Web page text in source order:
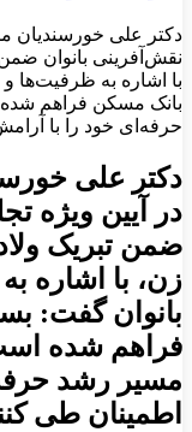
دکتر علی خورسندیان
نقش‌آفرینی بانوان
با اشاره به ظرفیت‌ها
بانک مسکن فراهم شده
حرفه‌ای خود را با
دکتر علی
در آیین ویژه
ضمن تبریک
زن، با اشاره
بانوان گفت:
فراهم شده است
مسیر رشد
اطمینان طی